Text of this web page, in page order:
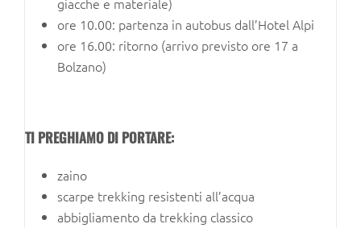
giacche e materiale)
ore 10.00: partenza in autobus dall’Hotel Alpi
ore 16.00: ritorno (arrivo previsto ore 17 a
Bolzano)
TI PREGHIAMO DI PORTARE:
zaino
scarpe trekking resistenti all’acqua
abbigliamento da trekking classico